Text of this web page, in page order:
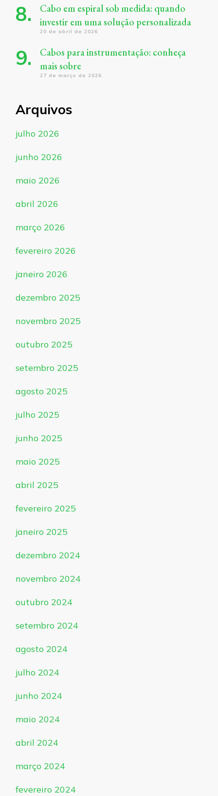
Cabo em espiral sob medida: quando
investir em uma solução personalizada
20 de abril de 2026
Cabos para instrumentação: conheça
mais sobre
27 de março de 2026
Arquivos
julho 2026
junho 2026
maio 2026
abril 2026
março 2026
fevereiro 2026
janeiro 2026
dezembro 2025
novembro 2025
outubro 2025
setembro 2025
agosto 2025
julho 2025
junho 2025
maio 2025
abril 2025
fevereiro 2025
janeiro 2025
dezembro 2024
novembro 2024
outubro 2024
setembro 2024
agosto 2024
julho 2024
junho 2024
maio 2024
abril 2024
março 2024
fevereiro 2024